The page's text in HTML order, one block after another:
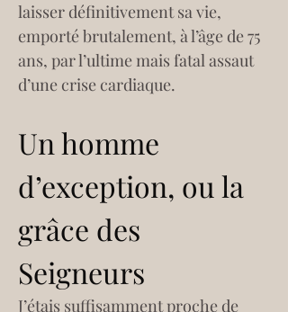
laisser définitivement sa vie,
emporté brutalement, à l’âge de 75
ans, par l’ultime mais fatal assaut
d’une crise cardiaque.
Un homme
d’exception, ou la
grâce des
Seigneurs
J’étais suffisamment proche de